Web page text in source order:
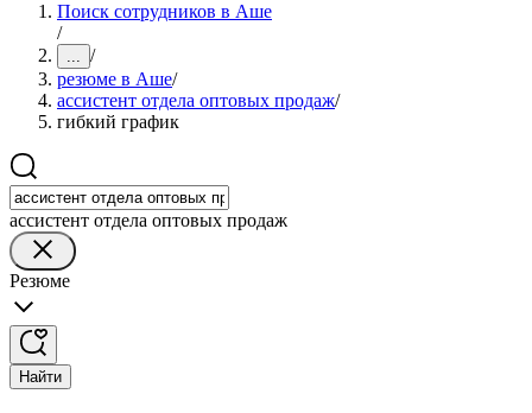
Поиск сотрудников в Аше
/
... /
резюме в Аше/
ассистент отдела оптовых продаж/
гибкий график
ассистент отдела оптовых продаж
Резюме
Найти